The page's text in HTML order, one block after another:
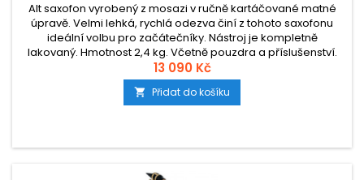
Alt saxofon vyrobený z mosazi v ručně kartáčované matné
úpravě. Velmi lehká, rychlá odezva činí z tohoto saxofonu
ideální volbu pro začátečníky. Nástroj je kompletně
lakovaný. Hmotnost 2,4 kg. Včetně pouzdra a příslušenství.
13 090 Kč
 Přidat do košíku